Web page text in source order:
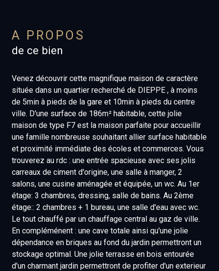
A PROPOS
de ce bien
Venez découvrir cette magnifique maison de caractère
située dans un quartier recherché de DIEPPE , à moins
de 5min à pieds de la gare et 10min à pieds du centre
ville. D'une surface de 186m² habitable, cette jolie
maison de type F7 est la maison parfaite pour accueillir
une famille nombreuse souhaitant allier surface habitable
et proximité immédiate des écoles et commerces. Vous
trouverez au rdc : une entrée spacieuse avec ses jolis
carreaux de ciment d'origine, une salle à manger, 2
salons, une cusine aménagée et équipée, un wc. Au 1er
étage: 3 chambres, dressing, salle de bains. Au 2ème
étage:: 2 chambres + 1 bureau, une salle d'eau avec wc.
Le tout chauffé par un chauffage central au gaz de ville.
En compléménent : une cave totale ainsi qu'une jolie
dépendance en briques au fond du jardin permettront un
stockage optimal. Une jolie terrasse en bois entourée
d'un charmant jardin permettront de profiter d'un exterieur